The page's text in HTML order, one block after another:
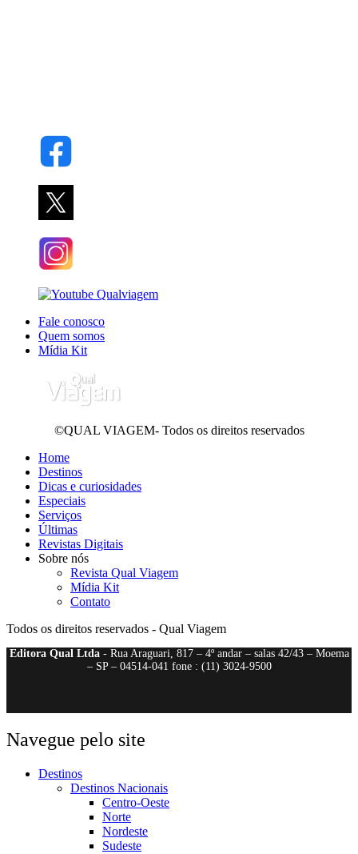
Fale conosco
Quem somos
Mídia Kit
©QUAL VIAGEM- Todos os direitos reservados
Home
Destinos
Dicas e curiosidades
Especiais
Serviços
Últimas
Revistas Digitais
Sobre nós
Revista Qual Viagem
Mídia Kit
Contato
Todos os direitos reservados - Qual Viagem
Editora Qual Ltda- Rua Araguari, 817 – 4º andar – salas 42/43 – Moema
– SP – 04514-041 fone : (11) 3024-9500
Navegue pelo site
Destinos
Destinos Nacionais
Centro-Oeste
Norte
Nordeste
Sudeste